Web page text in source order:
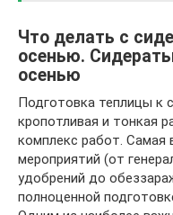
Что делать с
осенью.
осенью
Подготовка теплицы к
кропотливая и тонкая
комплекс работ. Самая
мероприятий (от
удобрений до
полноценной